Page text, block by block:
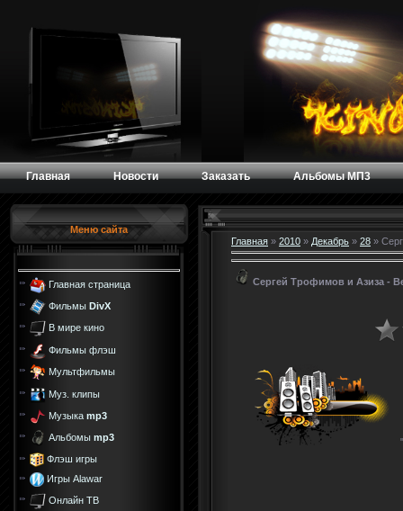
Главная Новости Заказать Альбомы МП3
Меню сайта
Главная страница
Фильмы DivX
В мире кино
Фильмы флэш
Мультфильмы
Муз. клипы
Музыка mp3
Альбомы mp3
Флэш игры
Игры Alawar
Онлайн ТВ
Главная » 2010 » Декабрь » 28 »
Сергей Трофимов и Азиза -